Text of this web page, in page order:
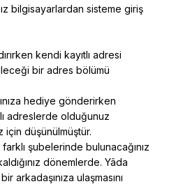
bilgisayarlardan sisteme giriş
kendi kayıtlı adresi
bir adres bölümü
hediye gönderirken
adreslerde olduğunuz
düşünülmüştür.
farklı şubelerinde bulunacağınız
dönemlerde. Yâda
arkadaşınıza ulaşmasını